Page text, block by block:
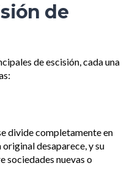
de
de escisión, cada una
divide completamente en
desaparece, y su
sociedades nuevas o